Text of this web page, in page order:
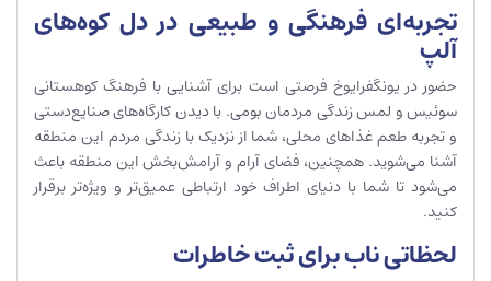
تجربه‌ای فرهنگی و طبیعی در دل کوه‌های
آلپ
حضور در یونگفرایوخ فرصتی است برای آشنایی با فرهنگ کوهستانی
سوئیس و لمس زندگی مردمان بومی. با دیدن کارگاه‌های صنایع‌دستی
و تجربه طعم غذاهای محلی، شما از نزدیک با زندگی مردم این منطقه
آشنا می‌شوید. همچنین، فضای آرام و آرامش‌بخش این منطقه باعث
می‌شود تا شما با دنیای اطراف خود ارتباطی عمیق‌تر و ویژه‌تر برقرار
کنید.
لحظاتی ناب برای ثبت خاطرات